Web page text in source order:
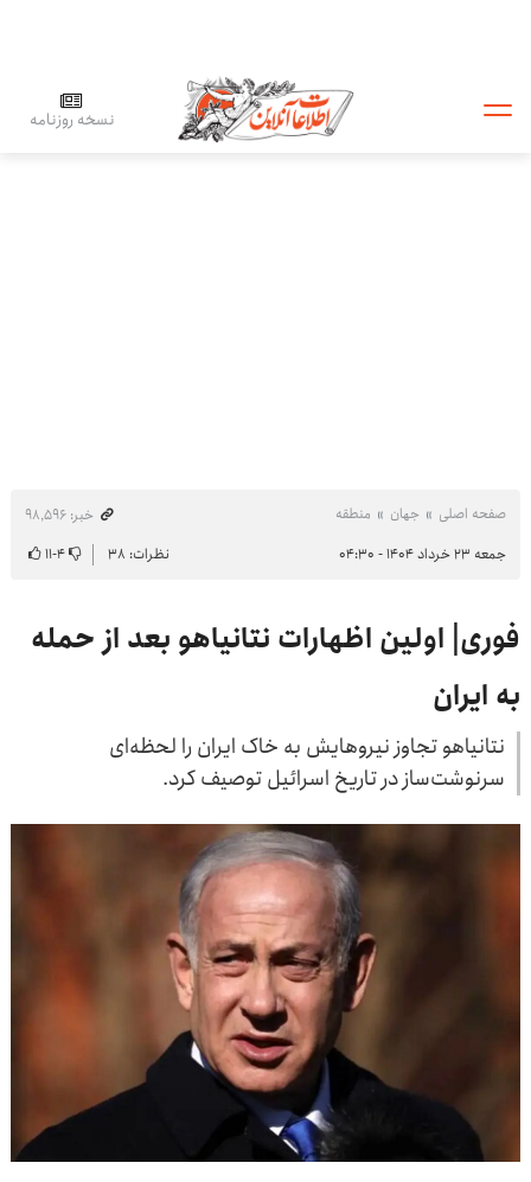
نسخه روزنامه
صفحه اصلی جهان منطقه
خبر: ۹۸٬۵۹۶
جمعه ۲۳ خرداد ۱۴۰۴ - ۰۴:۳۰
نظرات: ۳۸ ۴-۱۱
فوری| اولین اظهارات نتانیاهو بعد از حمله
به ایران
نتانیاهو تجاوز نیروهایش به خاک ایران را لحظه‌ای
سرنوشت‌ساز در تاریخ اسرائیل توصیف کرد.